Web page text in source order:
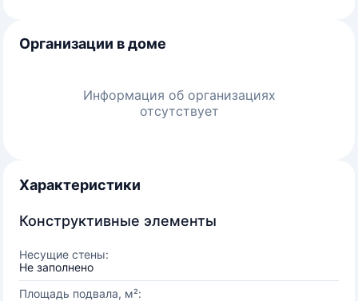
Организации в доме
Информация об организациях
отсутствует
Характеристики
Конструктивные элементы
Несущие стены:
Не заполнено
Площадь подвала, м²: